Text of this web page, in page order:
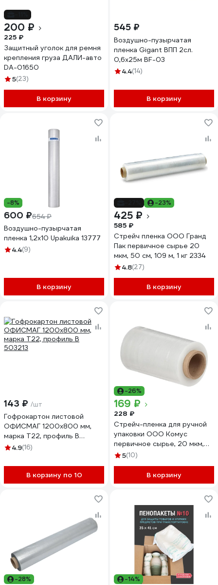
200 ₽
225 ₽
Защитный уголок для ремня
крепления груза ДАЛИ-авто
DA-01650
5(23)
В корзину
545 ₽
Воздушно-пузырчатая
пленка Gigant ВПП 2сл.
0,6х25м BF-03
4.4(14)
В корзину
-8%
600 ₽654 ₽
Воздушно-пузырчатая
пленка 1,2x10 Upakuika 13777
4.4(9)
В корзину
-23%
425 ₽
585 ₽
Стрейч пленка ООО Гранд
Пак первичное сырье 20
мкм, 50 см, 109 м, 1 кг 2334
4.8(27)
В корзину
143 ₽ /шт
Гофрокартон листовой
ОФИСМАГ 1200x800 мм,
марка Т22, профиль В
503213
4.9(16)
В корзину по 10
-26%
169 ₽
228 ₽
Стрейч-пленка для ручной
упаковки ООО Комус
первичное сырье, 20 мкм,
12,5 см, 125 м, 0,29 кг нетто,
5(10)
В корзину
-28% -14%